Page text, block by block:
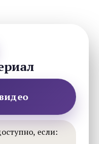
если: